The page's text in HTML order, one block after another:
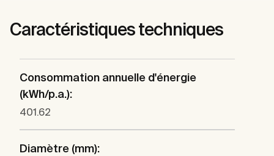
Caractéristiques techniques
Consommation annuelle d'énergie
(kWh/p.a.):
401.62
Diamètre (mm):